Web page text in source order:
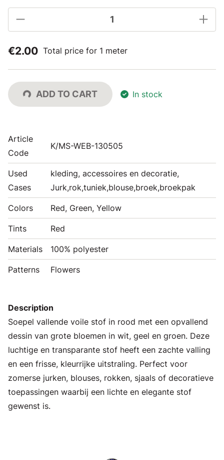
€2.00 Total price for 1 meter
ADD TO CART In stock
Article
Code
K/MS-WEB-130505
Used
Cases
kleding, accessoires en decoratie,
Jurk,rok,tuniek,blouse,broek,broekpak
Colors Red, Green, Yellow
Tints Red
Materials 100% polyester
Patterns Flowers
Description
Soepel vallende voile stof in rood met een opvallend
dessin van grote bloemen in wit, geel en groen. Deze
luchtige en transparante stof heeft een zachte valling
en een frisse, kleurrijke uitstraling. Perfect voor
zomerse jurken, blouses, rokken, sjaals of decoratieve
toepassingen waarbij een lichte en elegante stof
gewenst is.